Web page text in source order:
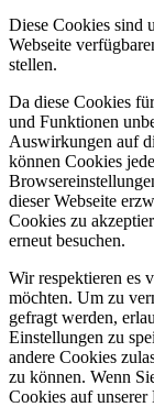
Diese Cookies sind
Webseite
stellen.
Da diese Cookies
und Funktionen
Auswirkungen auf
können Cookies
dieser Webseite
Cookies zu
erneut besuchen.
Wir respektieren es
möchten. Um zu
gefragt werden,
Einstellungen zu
andere Cookies
zu können. Wenn
Cookies auf